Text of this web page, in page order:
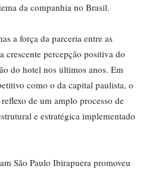
da companhia no Brasil.
a força da parceria entre as
crescente percepção positiva do
do hotel nos últimos anos. Em
como o da capital paulista, o
de um amplo processo de
e estratégica implementado
São Paulo Ibirapuera promoveu